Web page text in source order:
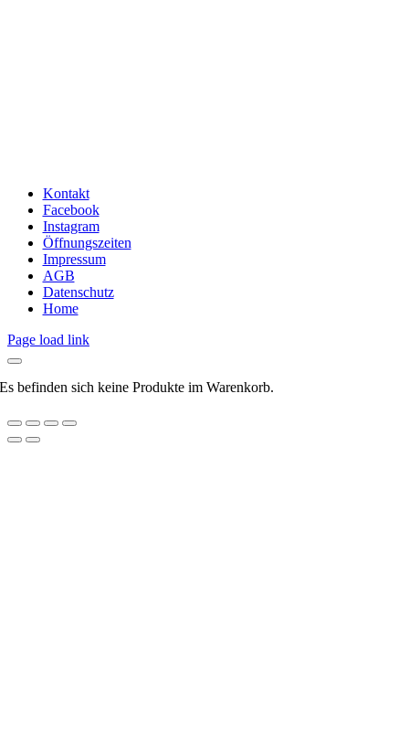
Kontakt
Facebook
Instagram
Öffnungszeiten
Impressum
AGB
Datenschutz
Home
Page load link
Es befinden sich keine Produkte im Warenkorb.